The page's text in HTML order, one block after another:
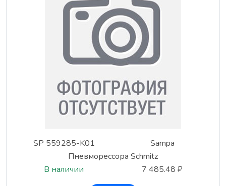
SP 559285-K01
Sampa
Пневморессора Schmitz
В наличии
7 485.48 ₽